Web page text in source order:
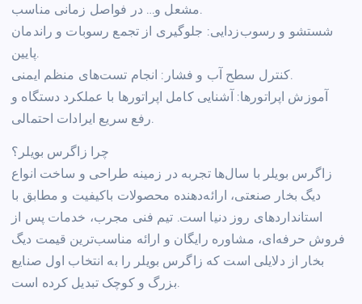
مشعل و… در فواصل زمانی مناسب.
شستشو و رسوب‌زدایی: جلوگیری از تجمع رسوبات و راندمان
پایین.
کنترل سطح آب و فشار: انجام تست‌های منظم ایمنی.
آموزش اپراتورها: آشنایی کامل اپراتورها با عملکرد دستگاه و
رفع سریع ایرادات احتمالی.
چرا زاگرس بویلر؟
زاگرس بویلر با سال‌ها تجربه در زمینه طراحی و ساخت انواع
دیگ بخار صنعتی، ارائه‌دهنده محصولات باکیفیت و مطابق با
استانداردهای روز دنیا است. تیم فنی مجرب، خدمات پس از
فروش حرفه‌ای، مشاوره رایگان و ارائه مناسب‌ترین قیمت دیگ
بخار از دلایلی است که زاگرس بویلر را به انتخاب اول صنایع
بزرگ و کوچک تبدیل کرده است.